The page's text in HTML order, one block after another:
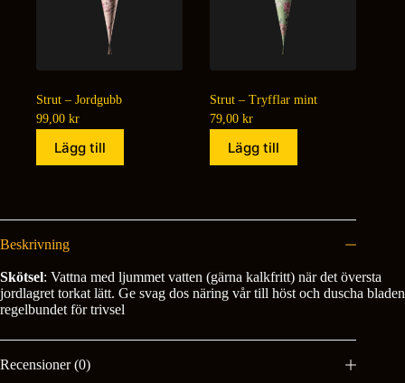
Strut – Jordgubb
99,00 kr
Lägg till
Strut – Tryfflar mint
79,00kr
Lägg till
Beskrivning
Skötsel: Vattna med ljummet vatten (gärna kalkfritt) när det översta
jordlagret torkat lätt. Ge svag dos näring vår till höst och duscha bladen
regelbundet för trivsel
Recensioner (0)